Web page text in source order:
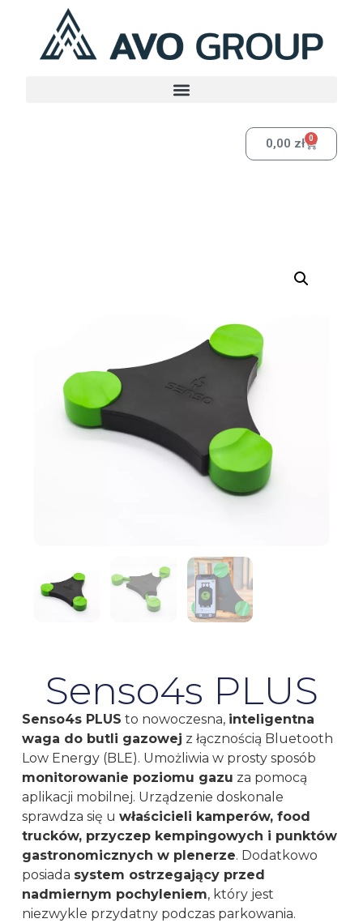
0,00 zł 0
Senso4s PLUS
Senso4s PLUS to nowoczesna, inteligentna
waga do butli gazowej z łącznością Bluetooth
Low Energy (BLE). Umożliwia w prosty sposób
monitorowanie poziomu gazu za pomocą
aplikacji mobilnej. Urządzenie doskonale
sprawdza się u właścicieli kamperów, food
trucków, przyczep kempingowych i punktów
gastronomicznych w plenerze. Dodatkowo
posiada system ostrzegający przed
nadmiernym pochyleniem, który jest
niezwykle przydatny podczas parkowania.